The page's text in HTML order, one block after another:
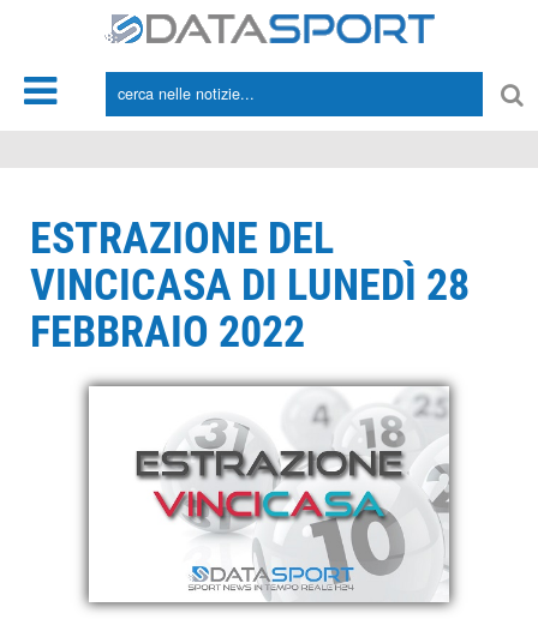
ESTRAZIONE DEL
VINCICASA DI LUNEDÌ 28
FEBBRAIO 2022